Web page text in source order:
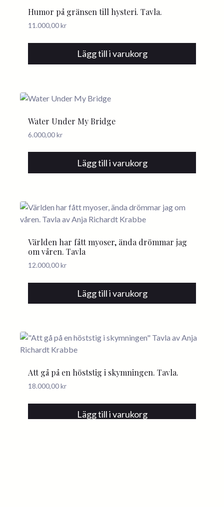
Humor på gränsen till hysteri. Tavla.
11.000,00kr
Lägg till i varukorg
Water Under My Bridge
6.000,00kr
Lägg till i varukorg
Världen har fått myoser, ända drömmar jag
om våren. Tavla
12.000,00kr
Lägg till i varukorg
Att gå på en höststig i skymningen. Tavla.
18.000,00kr
Lägg till i varukorg